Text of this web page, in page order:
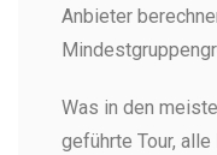
Anbieter
Was in den
geführte Tour,